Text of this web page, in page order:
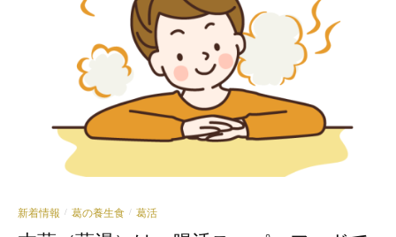
新着情報 / 葛の養生食 / 葛活